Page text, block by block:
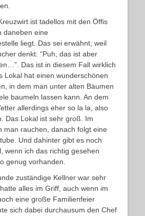
ist tadellos mit den Öffis
daneben eine
liegt. Das sei erwähnt, weil
denkt: “Puh, das ist aber
Das ist in diesem Fall wirklich
Lokal hat einen wunderschönen
in dem man unter alten Bäumen
baumeln lassen kann. An dem
allerdings eher so la la, also
Das Lokal ist sehr groß. Im
man rauchen, danach folgt eine
Und dahinter gibt es noch
wenn ich das richtig gesehen
genug vorhanden.
zuständige Kellner war sehr
alles im Griff, auch wenn im
eine große Familienfeier
sich dabei durchausum den Chef